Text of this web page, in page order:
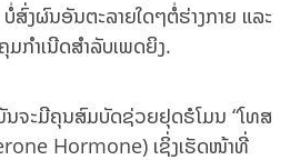
ງຜົນອັນຕະລາຍໃດໆຕໍ່ຮ່າງກາຍ ແລະ
ກຳເນີດສຳລັບເພດຍິງ.
ນຈະມີຄຸນສົມບັດຊ່ວຍຢຸດຮໍໂມນ “ໂທສ
Hormone) ເຊິ່ງເຮັດໜ້າທີ່